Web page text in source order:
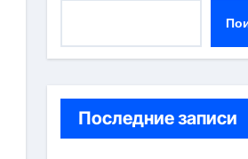
Последние записи